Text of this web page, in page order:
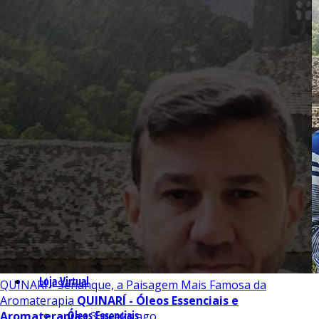
Marketing Olfativo
Notas A – H
Notas I – Q
Notas R – Z
Notícias
Trabalhos
Loja Virtual
Óleos Essenciais
QUINARÍ - Sénanque, a Paisagem Mais Famosa da
Aromaterapia QUINARÍ - Óleos Essenciais e